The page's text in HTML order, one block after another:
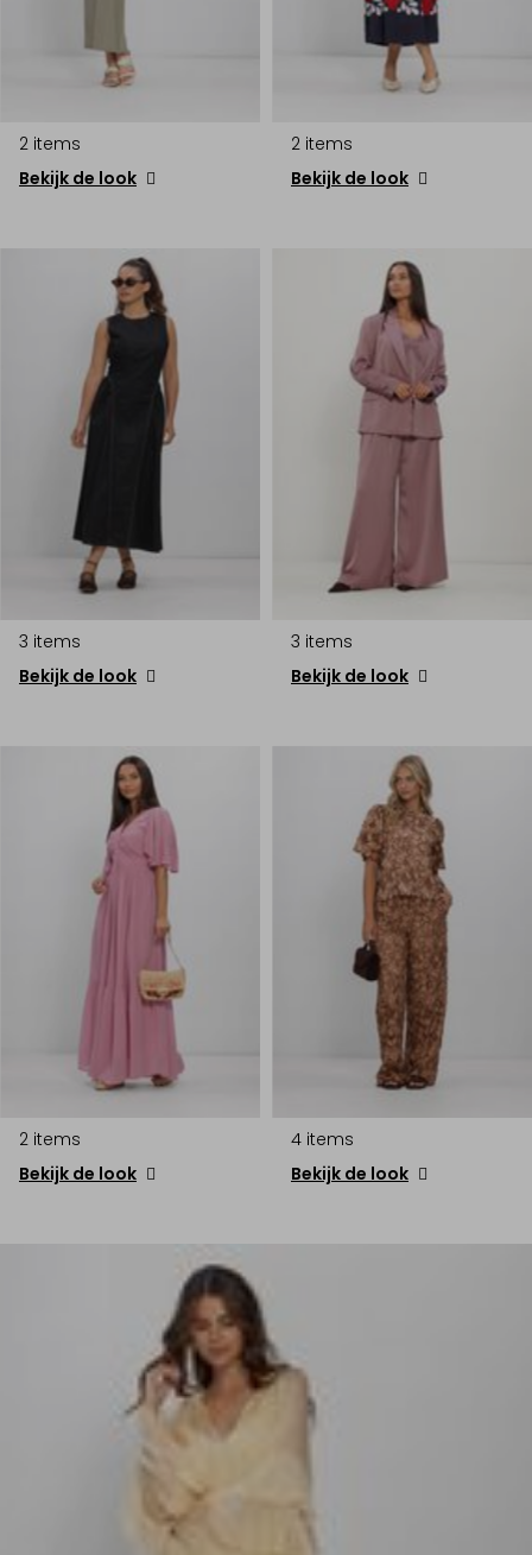
2 items
Bekijk de look
2 items
Bekijk de look
3 items
Bekijk de look
3 items
Bekijk de look
2 items
Bekijk de look
4 items
Bekijk de look